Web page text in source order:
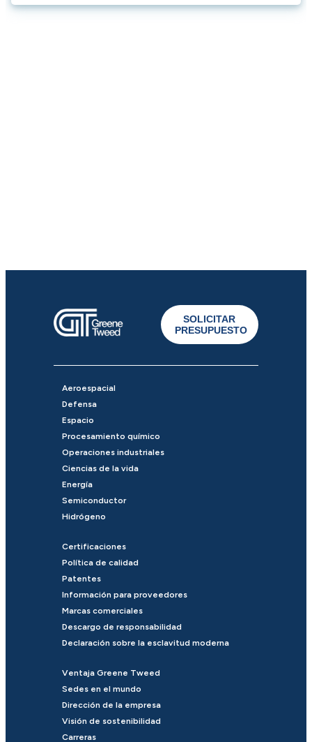
SOLICITAR
PRESUPUESTO
Aeroespacial
Defensa
Espacio
Procesamiento químico
Operaciones industriales
Ciencias de la vida
Energía
Semiconductor
Hidrógeno
Certificaciones
Política de calidad
Patentes
Información para proveedores
Marcas comerciales
Descargo de responsabilidad
Declaración sobre la esclavitud moderna
Ventaja Greene Tweed
Sedes en el mundo
Dirección de la empresa
Visión de sostenibilidad
Carreras